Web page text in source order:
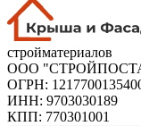
стройматериалов
ООО
ОГРН:
ИНН: 9703030189
КПП: 770301001